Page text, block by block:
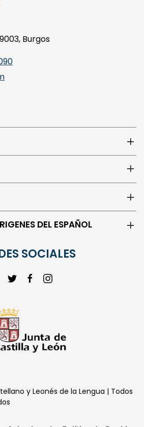
Burgos
DEL ESPAÑOL